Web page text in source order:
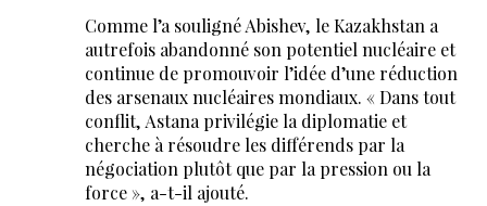
Comme l’a souligné Abishev, le Kazakhstan a
autrefois abandonné son potentiel nucléaire et
continue de promouvoir l’idée d’une réduction
des arsenaux nucléaires mondiaux. « Dans tout
conflit, Astana privilégie la diplomatie et
cherche à résoudre les différends par la
négociation plutôt que par la pression ou la
force », a-t-il ajouté.